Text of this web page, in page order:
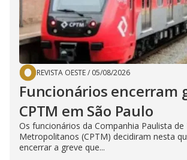
REVISTA OESTE/ 05/08/2026
Funcionários encerram
CPTM em São Paulo
Os funcionários da Companhia Paulista de
Metropolitanos (CPTM) decidiram nesta
encerrar a greve que...